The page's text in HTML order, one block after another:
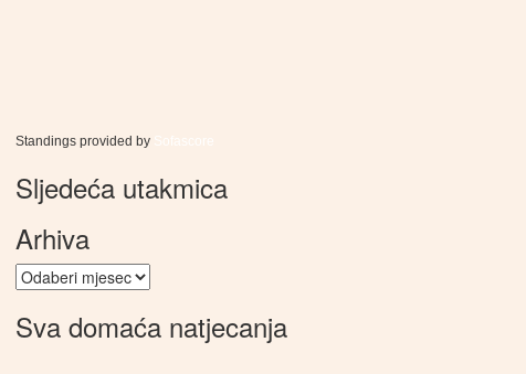
Standings provided by Sofascore
Sljedeća utakmica
Arhiva
Arhiva
Sva domaća natjecanja